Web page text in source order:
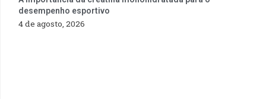
desempenho esportivo
4 de agosto, 2026